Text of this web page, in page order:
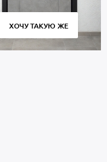
ХОЧУ ТАКУЮ ЖЕ